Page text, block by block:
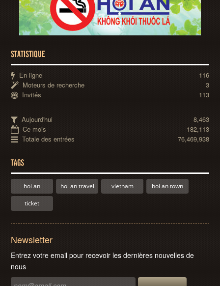
STATISTIQUE
En ligne
116
Moteurs de recherche
3
Invités
113
Aujourd'hui
8,463
Ce mois
182,113
Totale des entrées
76,469,938
TAGS
hoi an hoi an travel vietnam hoi an town
ticket
Newsletter
Entrez votre email pour recevoir les dernières nouvelles de
nous